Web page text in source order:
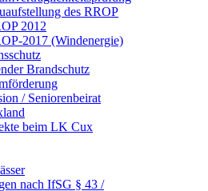
des RROP
2012
2017 (Windenergie)
Brandschutz
/ Seniorenbeirat
beim LK Cux
nach IfSG § 43 /